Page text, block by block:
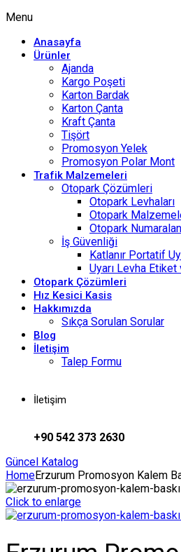
Menu
Anasayfa
Ürünler
Ajanda
Kargo Poşeti
Karton Bardak
Karton Çanta
Kraft Çanta
Tişört
Promosyon Yelek
Promosyon Polar Mont
Trafik Malzemeleri
Otopark Çözümleri
Otopark Levhaları
Otopark
Otopark
İş Güvenliği
Katlanır Portatif
Uyarı Levha
Otopark Çözümleri
Hız Kesici Kasis
Hakkımızda
Sıkça Sorulan Sorular
Blog
İletişim
Talep Formu
İletişim
+90 542 373 2630
Güncel Katalog
HomeErzurum Promosyon Kalem
Click to enlarge